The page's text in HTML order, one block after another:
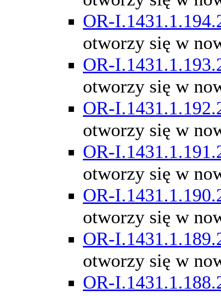
OR-
otworzy się w
OR-
otworzy się w
OR-
otworzy się w
OR-
otworzy się w
OR-
otworzy się w
OR-
otworzy się w
OR-